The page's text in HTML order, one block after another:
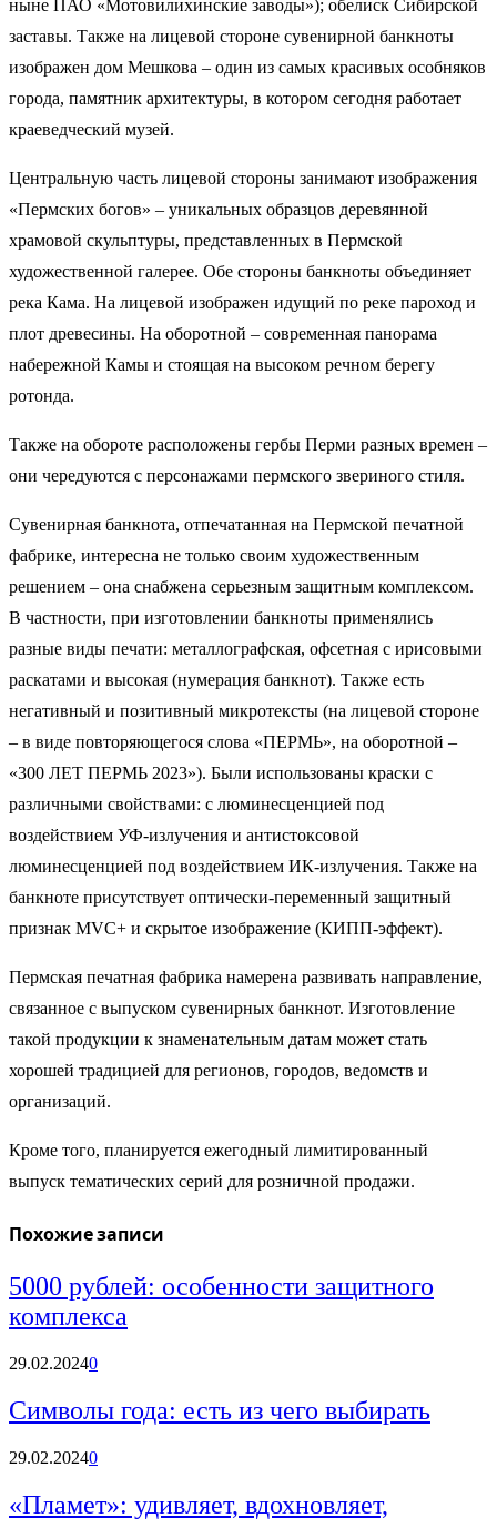
ныне ПАО «Мотовилихинские заводы»); обелиск Сибирской
заставы. Также на лицевой стороне сувенирной банкноты
изображен дом Мешкова – один из самых красивых особняков
города, памятник архитектуры, в котором сегодня работает
краеведческий музей.
Центральную часть лицевой стороны занимают изображения
«Пермских богов» – уникальных образцов деревянной
храмовой скульптуры, представленных в Пермской
художественной галерее. Обе стороны банкноты объединяет
река Кама. На лицевой изображен идущий по реке пароход и
плот древесины. На оборотной – современная панорама
набережной Камы и стоящая на высоком речном берегу
ротонда.
Также на обороте расположены гербы Перми разных времен –
они чередуются с персонажами пермского звериного стиля.
Сувенирная банкнота, отпечатанная на Пермской печатной
фабрике, интересна не только своим художественным
решением – она снабжена серьезным защитным комплексом.
В частности, при изготовлении банкноты применялись
разные виды печати: металлографская, офсетная с ирисовыми
раскатами и высокая (нумерация банкнот). Также есть
негативный и позитивный микротексты (на лицевой стороне
– в виде повторяющегося слова «ПЕРМЬ», на оборотной –
«300 ЛЕТ ПЕРМЬ 2023»). Были использованы краски с
различными свойствами: с люминесценцией под
воздействием УФ-излучения и антистоксовой
люминесценцией под воздействием ИК-излучения. Также на
банкноте присутствует оптически-переменный защитный
признак MVC+ и скрытое изображение (КИПП-эффект).
Пермская печатная фабрика намерена развивать направление,
связанное с выпуском сувенирных банкнот. Изготовление
такой продукции к знаменательным датам может стать
хорошей традицией для регионов, городов, ведомств и
организаций.
Кроме того, планируется ежегодный лимитированный
выпуск тематических серий для розничной продажи.
Похожие записи
5000 рублей: особенности защитного
комплекса
29.02.20240
Символы года: есть из чего выбирать
29.02.20240
«Пламет»: удивляет, вдохновляет,